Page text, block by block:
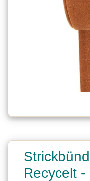
Recycelt -